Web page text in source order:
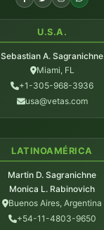
U.S.A.
Sebastian A. Sagranichne
Miami, FL
+1-305-968-3936
usa@vetas.com
LATINOAMÉRICA
Martin D. Sagranichne
Monica L. Rabinovich
Buenos Aires, Argentina
+54-11-4803-9650